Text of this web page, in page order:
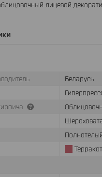
лицевой
Беларусь